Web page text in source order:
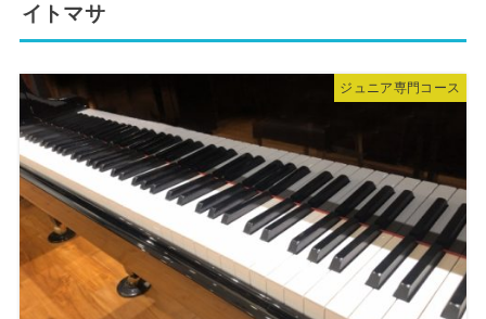
イトマサ
ジュニア専門コース